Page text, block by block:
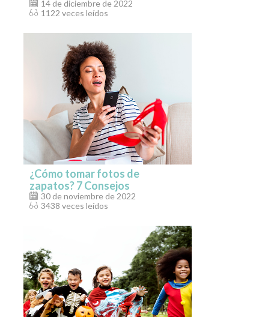
14 de diciembre de 2022
1122 veces leídos
¿Cómo tomar fotos de
zapatos? 7 Consejos
30 de noviembre de 2022
3438 veces leídos